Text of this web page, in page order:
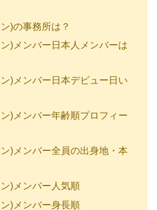
)の事務所は？
)メンバー日本人メンバーは
)メンバー日本デビュー日い
)メンバー年齢順プロフィー
)メンバー全員の出身地・本
)メンバー人気順
)メンバー身長順